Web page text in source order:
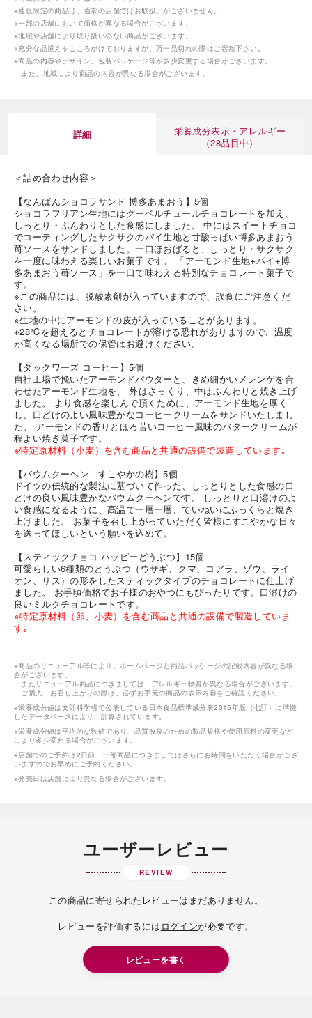
※通販限定の商品は、通常の店舗ではお取扱いがございません。
※一部の店舗において価格が異なる場合がございます。
※地域や店舗により取り扱いのない商品がございます。
※充分な品揃えをこころがけておりますが、万一品切れの際はご容赦下さい。
※商品の内容やデザイン、包装パッケージ等が多少変更する場合がございます。
また、地域により商品の内容が異なる場合がございます。
詳細
栄養成分表示・アレルギー
（28品目中）
＜詰め合わせ内容＞
【なんばんショコラサンド 博多あまおう】5個
ショコラフリアン生地にはクーベルチュールチョコレートを加え、
しっとり・ふんわりとした食感にしました。 中にはスイートチョコ
でコーティングしたサクサクのパイ生地と甘酸っぱい博多あまおう
苺ソースをサンドしました。一口ほおばると、しっとり・サクサク
を一度に味わえる楽しいお菓子です。 「アーモンド生地+パイ+博
多あまおう苺ソース」を一口で味わえる特別なチョコレート菓子で
す。
※この商品には、脱酸素剤が入っていますので、誤食にご注意くだ
さい。
※生地の中にアーモンドの皮が入っていることがあります。
※28℃を超えるとチョコレートが溶ける恐れがありますので、温度
が高くなる場所での保管はお避けください。
【ダックワーズ コーヒー】5個
自社工場で挽いたアーモンドパウダーと、きめ細かいメレンゲを合
わせたアーモンド生地を、 外はさっくり、中はふんわりと焼き上げ
ました。 より食感を楽しんで頂くために、アーモンド生地を厚く
し、口どけのよい風味豊かなコーヒークリームをサンドいたしまし
た。 アーモンドの香りとほろ苦いコーヒー風味のバタークリームが
程よい焼き菓子です。
※特定原材料（小麦）を含む商品と共通の設備で製造しています｡
【バウムクーヘン すこやかの樹】5個
ドイツの伝統的な製法に基づいて作った、しっとりとした食感の口
どけの良い風味豊かなバウムクーヘンです。 しっとりと口溶けのよ
い食感になるように、高温で一層一層、ていねいにふっくらと焼き
上げました。 お菓子を召し上がっていただく皆様にすこやかな日々
を送ってほしいという願いを込めて。
【スティックチョコ ハッピーどうぶつ】15個
可愛らしい6種類のどうぶつ（ウサギ、クマ、コアラ、ゾウ、ライ
オン、リス）の形をしたスティックタイプのチョコレートに仕上げ
ました。 お手頃価格でお子様のおやつにもぴったりです。口溶けの
良いミルクチョコレートです。
※特定原材料（卵、小麦）を含む商品と共通の設備で製造していま
す｡
※商品のリニューアル等により、ホームページと商品パッケージの記載内容が異なる場
合がございます。
またリニューアル商品につきましては、アレルギー物質が異なる場合がございます。
ご購入・お召し上がりの際は、必ずお手元の商品の表示内容をご確認ください。
※栄養成分値は文部科学省で公表している日本食品標準成分表2015年版（七訂）に準拠
したデータベースにより、計算されています。
※栄養成分値は平均的な数値であり、品質改良のための製品規格や使用原料の変更など
により多少変わる場合がございます。
※店舗でのご予約は2日前、一部商品につきましてはさらにお時間をいただく場合がござ
いますのでお早めにご予約ください。
※発売日は店舗により異なる場合がございます。
ユーザーレビュー
REVIEW
この商品に寄せられたレビューはまだありません。
レビューを評価するには ログインが必要です。
レビューを書く